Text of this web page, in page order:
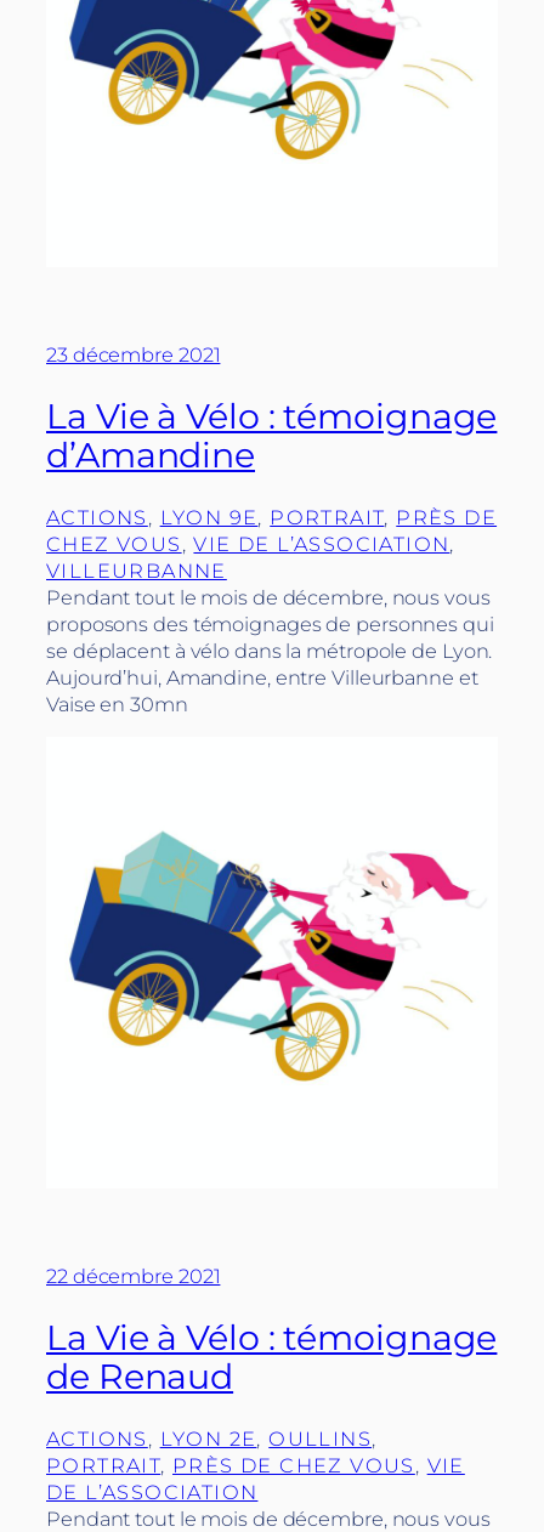
23 décembre 2021
La Vie à Vélo : témoignage
d’Amandine
ACTIONS , LYON 9E, PORTRAIT, PRÈS DE
CHEZ VOUS , VIE DE L’ASSOCIATION
VILLEURBANNE
Pendant tout le mois de décembre, nous vous
proposons des témoignages de personnes qui
se déplacent à vélo dans la métropole de Lyon.
Aujourd’hui, Amandine, entre Villeurbanne et
Vaise en 30mn
22 décembre 2021
La Vie à Vélo : témoignage
de Renaud
ACTIONS , LYON 2E, OULLINS
PORTRAIT, PRÈS DE CHEZ VOUS , VIE
DE L’ASSOCIATION
Pendant tout le mois de décembre, nous vous